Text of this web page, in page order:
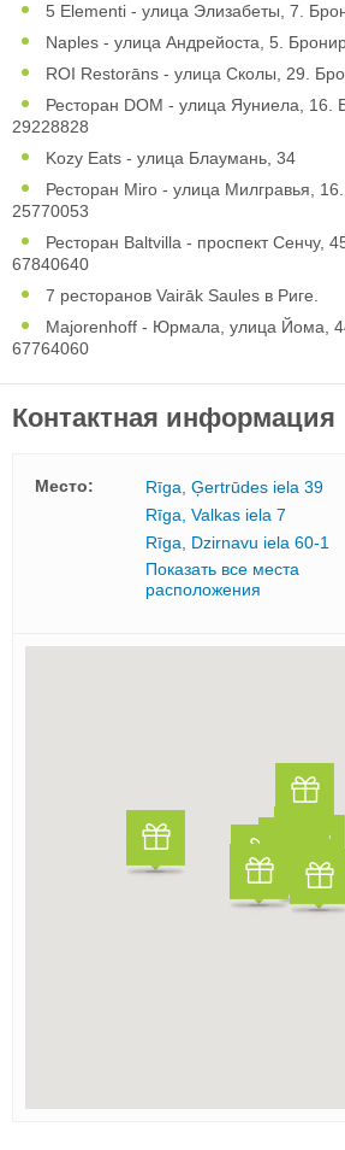
5 Elementi - улица Элизабеты, 7.
Naples - улица Андрейоста, 5.
ROI Restorāns - улица Сколы, 29.
Ресторан DOM - улица Яуниела, 16.
29228828
Kozy Eats - улица Блаумань, 34
Ресторан Miro - улица Милгравья,
25770053
Ресторан Baltvilla - проспект Сенчу,
67840640
7 ресторанов Vairāk Saules в Риге.
Majorenhoff - Юрмала, улица Йома,
67764060
Контактная информация
Mесто:
Rīga, Ģertrūdes iela 39
Rīga, Valkas iela 7
Rīga, Dzirnavu iela 60-1
Показать все места
расположения